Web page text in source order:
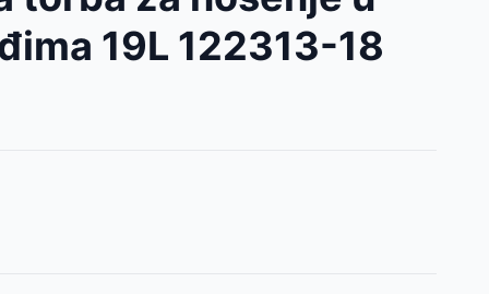
19L 122313-18